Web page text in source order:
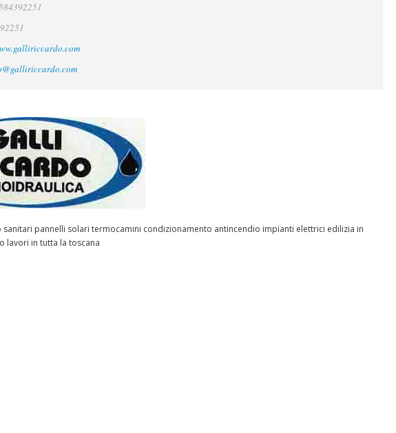
pannelli solari termocamini condizionamento antincendio impianti elettrici edilizia in
lavori in tutta la toscana